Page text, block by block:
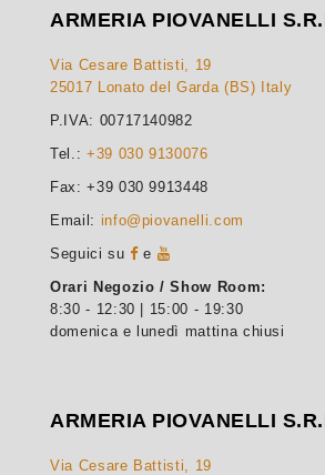
ARMERIA PIOVANELLI
Via Cesare Battisti, 19
25017 Lonato del Garda (BS) Italy
P.IVA: 00717140982
Tel.: +39 030 9130076
Fax: +39 030 9913448
Email: info@piovanelli.com
Seguici su
e
Orari Negozio / Show Room:
8:30 - 12:30 | 15:00 - 19:30
domenica e lunedì mattina chiusi
ARMERIA PIOVANELLI
Via Cesare Battisti, 19